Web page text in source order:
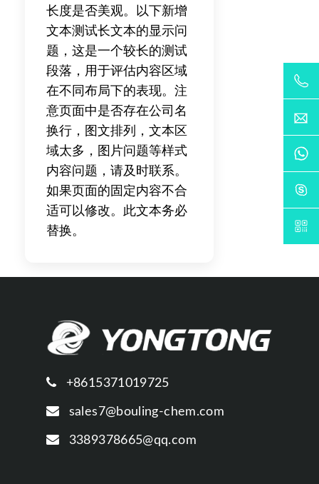
长度是否美观。以下新增
文本测试长文本的显示问
题，这是一个较长的测试
段落，用于评估内容区域
在不同布局下的表现。注
意页面中是否存在公司名
换行，图文排列，文本区
域太多，图片问题等样式
内容问题，请及时联系。
如果页面的固定内容不合
适可以修改。此文本务必
替换。
+8615371019725
sales7@bouling-chem.com
3389378665@qq.com